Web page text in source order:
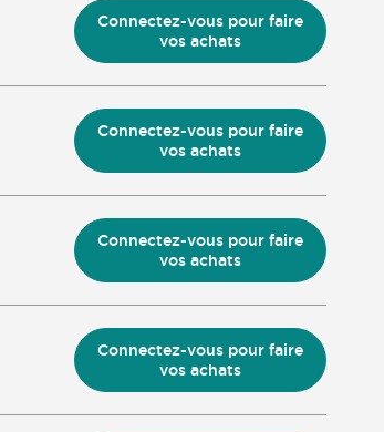
Connectez-vous pour faire
vos achats
Connectez-vous pour faire
vos achats
Connectez-vous pour faire
vos achats
Connectez-vous pour faire
vos achats